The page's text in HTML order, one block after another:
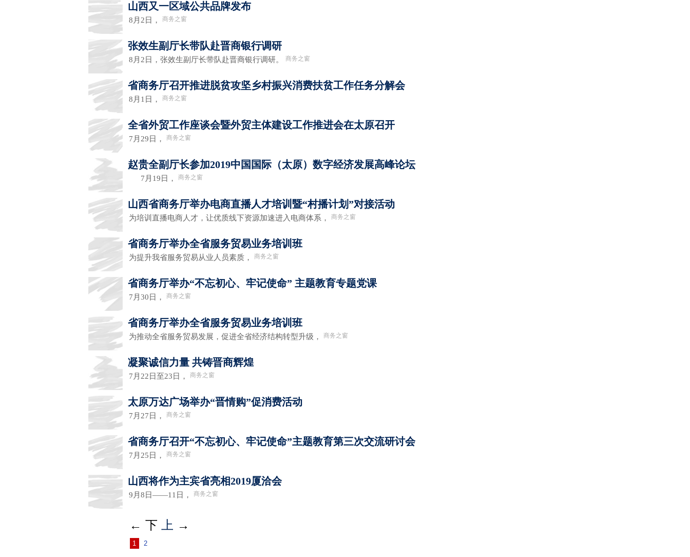
山西又一区域公共品牌发布
8月2日， 商务之窗
张效生副厅长带队赴晋商银行调研
8月2日，张效生副厅长带队赴晋商银行调研。 商务之窗
省商务厅召开推进脱贫攻坚乡村振兴消费扶贫工作任务分解会
8月1日， 商务之窗
全省外贸工作座谈会暨外贸主体建设工作推进会在太原召开
7月29日， 商务之窗
赵贵全副厅长参加2019中国国际（太原）数字经济发展高峰论坛
7月19日， 商务之窗
山西省商务厅举办电商直播人才培训暨“村播计划”对接活动
为培训直播电商人才，让优质线下资源加速进入电商体系， 商务之窗
省商务厅举办全省服务贸易业务培训班
为提升我省服务贸易从业人员素质， 商务之窗
省商务厅举办“不忘初心、牢记使命” 主题教育专题党课
7月30日， 商务之窗
省商务厅举办全省服务贸易业务培训班
为推动全省服务贸易发展，促进全省经济结构转型升级， 商务之窗
凝聚诚信力量 共铸晋商辉煌
7月22日至23日， 商务之窗
太原万达广场举办“晋情购”促消费活动
7月27日， 商务之窗
省商务厅召开“不忘初心、牢记使命”主题教育第三次交流研讨会
7月25日， 商务之窗
山西将作为主宾省亮相2019厦洽会
9月8日——11日， 商务之窗
← 下 上 →
1 2